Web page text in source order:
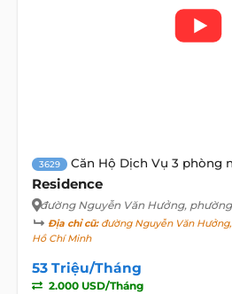
3629 Căn Hộ Dịch Vụ 3 phòng
Residence
đường Nguyễn Văn Hưởng,
Địa chỉ cũ:đường Nguyễn Văn
Hồ Chí Minh
53 Triệu/Tháng
2.000 USD/Tháng